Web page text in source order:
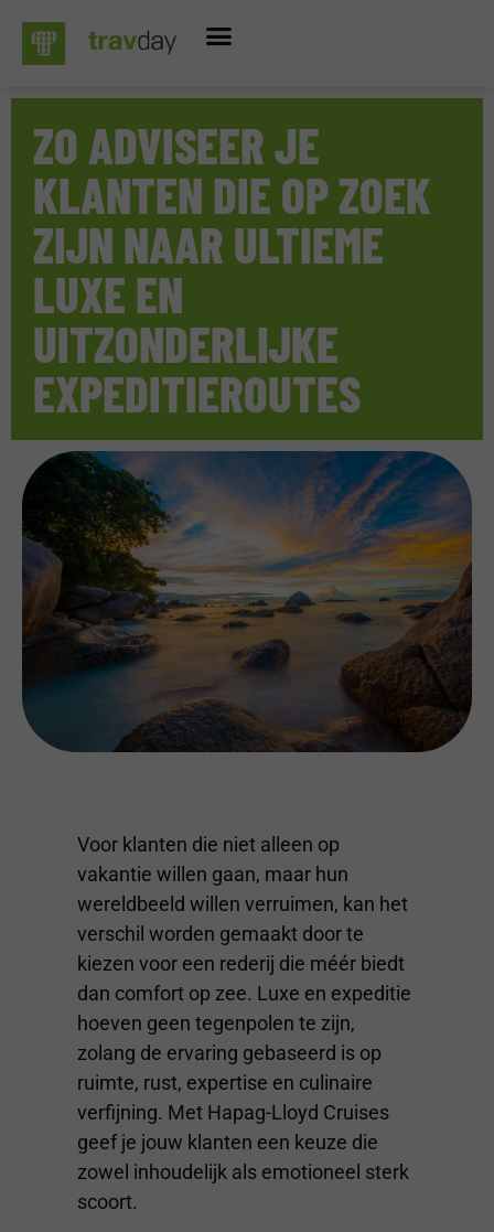
ZO ADVISEER JE
KLANTEN DIE OP ZOEK
ZIJN NAAR ULTIEME
LUXE EN
UITZONDERLIJKE
EXPEDITIEROUTES
Voor klanten die niet alleen op
vakantie willen gaan, maar hun
wereldbeeld willen verruimen, kan het
verschil worden gemaakt door te
kiezen voor een rederij die méér biedt
dan comfort op zee. Luxe en expeditie
hoeven geen tegenpolen te zijn,
zolang de ervaring gebaseerd is op
ruimte, rust, expertise en culinaire
verfijning. Met Hapag-Lloyd Cruises
geef je jouw klanten een keuze die
zowel inhoudelijk als emotioneel sterk
scoort.